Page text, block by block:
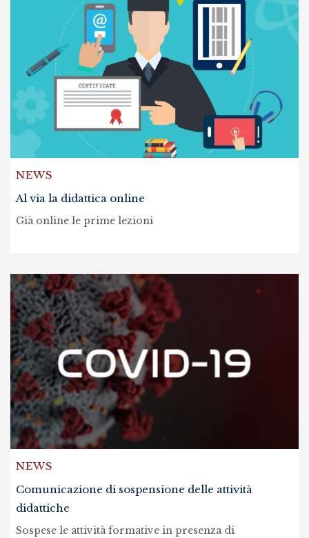
NEWS
Al via la didattica online
Già online le prime lezioni
NEWS
Comunicazione di sospensione delle attività
didattiche
Sospese le attività formative in presenza di